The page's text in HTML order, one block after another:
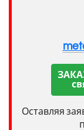
Оставляя